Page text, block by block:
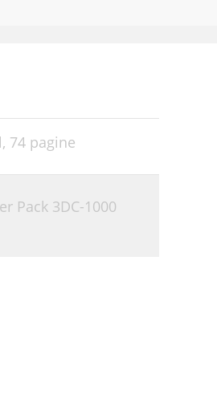
74 pagine
Pack 3DC-1000